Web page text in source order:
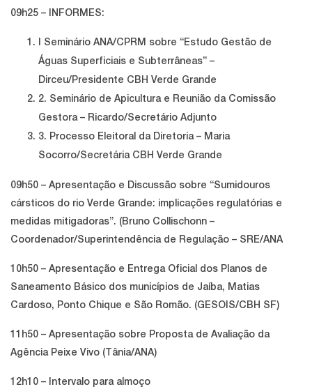
09h25 – INFORMES:
I Seminário ANA/CPRM sobre “Estudo Gestão de
Águas Superficiais e Subterrâneas” –
Dirceu/Presidente CBH Verde Grande
2. Seminário de Apicultura e Reunião da Comissão
Gestora – Ricardo/Secretário Adjunto
3. Processo Eleitoral da Diretoria – Maria
Socorro/Secretária CBH Verde Grande
09h50 – Apresentação e Discussão sobre “Sumidouros
cársticos do rio Verde Grande: implicações regulatórias e
medidas mitigadoras”. (Bruno Collischonn –
Coordenador/Superintendência de Regulação – SRE/ANA
10h50 – Apresentação e Entrega Oficial dos Planos de
Saneamento Básico dos municípios de Jaíba, Matias
Cardoso, Ponto Chique e São Romão. (GESOIS/CBH SF)
11h50 – Apresentação sobre Proposta de Avaliação da
Agência Peixe Vivo (Tânia/ANA)
12h10 – Intervalo para almoço